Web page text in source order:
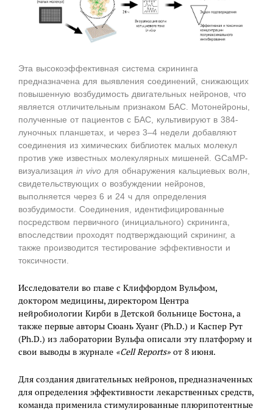
Эта высокоэффективная система скрининга
предназначена для выявления соединений, снижающих
повышенную возбудимость двигательных нейронов, что
является отличительным признаком БАС. Мотонейроны,
полученные от пациентов с БАС, культивируют в 384-
луночных планшетах, и через 3–4 недели добавляют
соединения из химических библиотек малых молекул
против уже известных молекулярных мишеней. GCaMP-
визуализация in vivo для обнаружения кальциевых волн,
свидетельствующих о возбуждении нейронов,
выполняется через 6 и 24 ч для определения
возбудимости. Соединения, идентифицированные
посредством первичного (инициального) скрининга,
впоследствии проходят подтверждающий скрининг, а
также производится тестирование эффективности и
токсичности.
Исследователи во главе с Клиффордом Вульфом,
доктором медицины, директором Центра
нейробиологии Кирби в Детской больнице Бостона, а
также первые авторы Сюань Хуанг (Ph.D.) и Каспер Рут
(Ph.D.) из лаборатории Вульфа описали эту платформу и
свои выводы в журнале «Cell Reports» от 8 июня.
Для создания двигательных нейронов, предназначенных
для определения эффективности лекарственных средств,
команда применила стимулированные плюрипотентные